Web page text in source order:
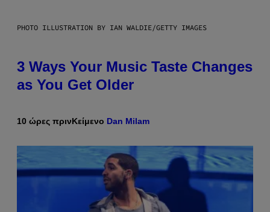
PHOTO ILLUSTRATION BY IAN WALDIE/GETTY IMAGES
3 Ways Your Music Taste Changes
as You Get Older
10 ώρες πρινΚείμενο Dan Milam